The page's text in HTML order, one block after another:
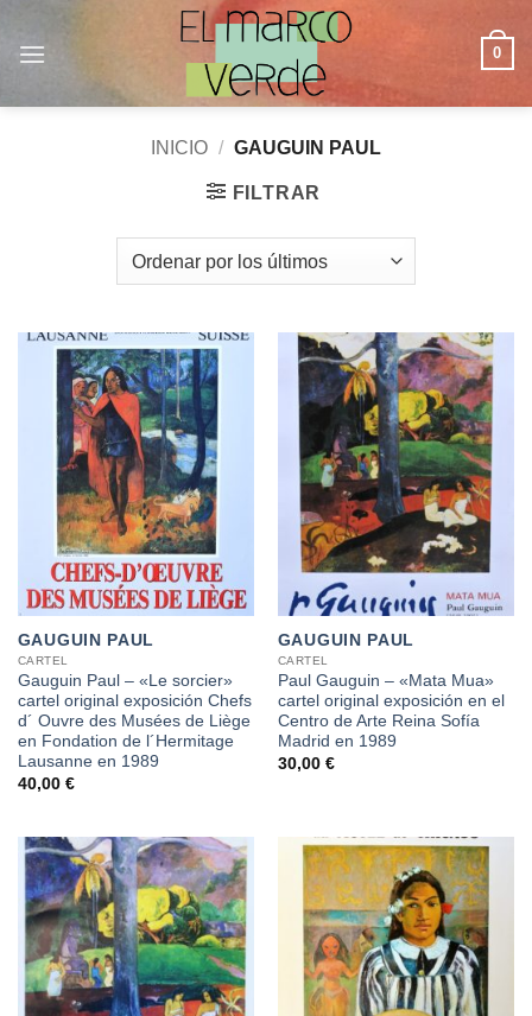
0
INICIO / GAUGUIN PAUL
FILTRAR
GAUGUIN PAUL
CARTEL
Gauguin Paul – «Le sorcier»
cartel original exposición Chefs
d´ Ouvre des Musées de Liège
en Fondation de l´Hermitage
Lausanne en 1989
40,00 €
GAUGUIN PAUL
CARTEL
Paul Gauguin – «Mata Mua»
cartel original exposición en el
Centro de Arte Reina Sofía
Madrid en 1989
30,00 €